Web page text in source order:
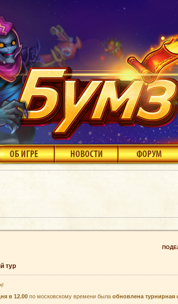
тур
в 12.00 по московскому времени была обновлена турнирная